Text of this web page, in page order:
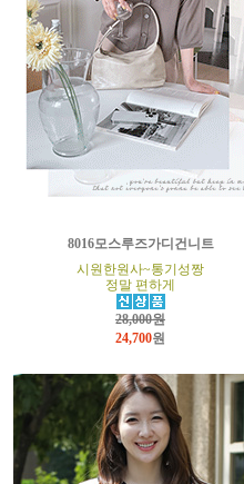
8016모스루즈가디건니트
시원한원사~통기성짱
정말 편하게
28,000원
24,700원